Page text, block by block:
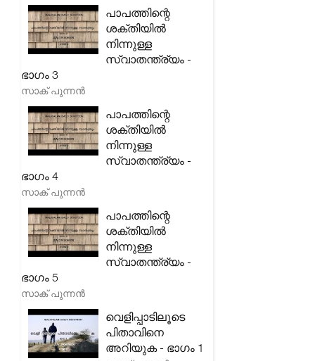
പാപത്തിന്റെ
ശക്തിയിൽ
നിന്നുള്ള
സ്വാതന്ത്ര്യം -
ഭാഗം 3
സാക് പുന്നൻ
പാപത്തിന്റെ
ശക്തിയിൽ
നിന്നുള്ള
സ്വാതന്ത്ര്യം -
ഭാഗം 4
സാക് പുന്നൻ
പാപത്തിന്റെ
ശക്തിയിൽ
നിന്നുള്ള
സ്വാതന്ത്ര്യം -
ഭാഗം 5
സാക് പുന്നൻ
വെളിപ്പാടിലൂടെ
പിതാവിനെ
അറിയുക - ഭാഗം 1